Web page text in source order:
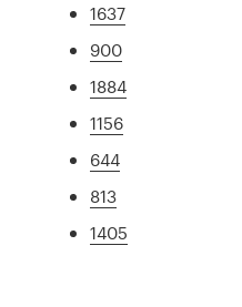
1637
900
1884
1156
644
813
1405